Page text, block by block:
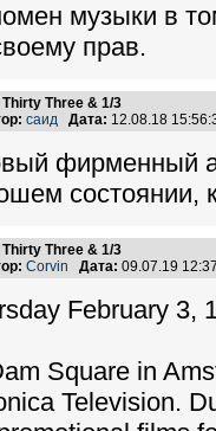
музыки в
прав.
Thirty Three & 1/3
саид Дата: 12.08.18
фирменный
Thirty Three & 1/3
Corvin Дата: 09.07.19
February 3,
Square in
Television.